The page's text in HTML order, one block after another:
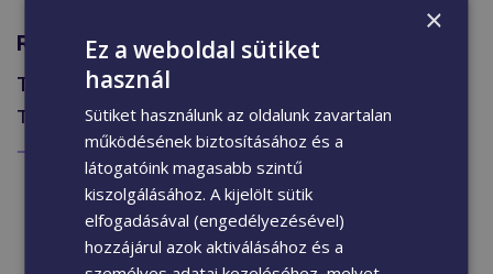
RÉSZLETES LEÍRÁS
Termék információk
Telepítés
Beton lábazatba
×
Ez a weboldal sütiket
használ
Sütiket használunk az oldalunk zavartalan
működésének biztosításához és a
látogatóink magasabb szintű
kiszolgálásához. A kijelölt sütik
elfogadásával (engedélyezésével)
hozzájárul azok aktiválásához és a